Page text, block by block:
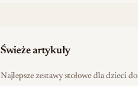
Świeże artykuły
Najlepsze zestawy stołowe dla dzieci do